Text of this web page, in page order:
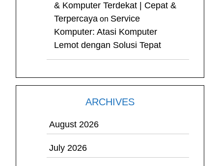
& Komputer Terdekat | Cepat &
Terpercaya on Service
Komputer: Atasi Komputer
Lemot dengan Solusi Tepat
ARCHIVES
August 2026
July 2026